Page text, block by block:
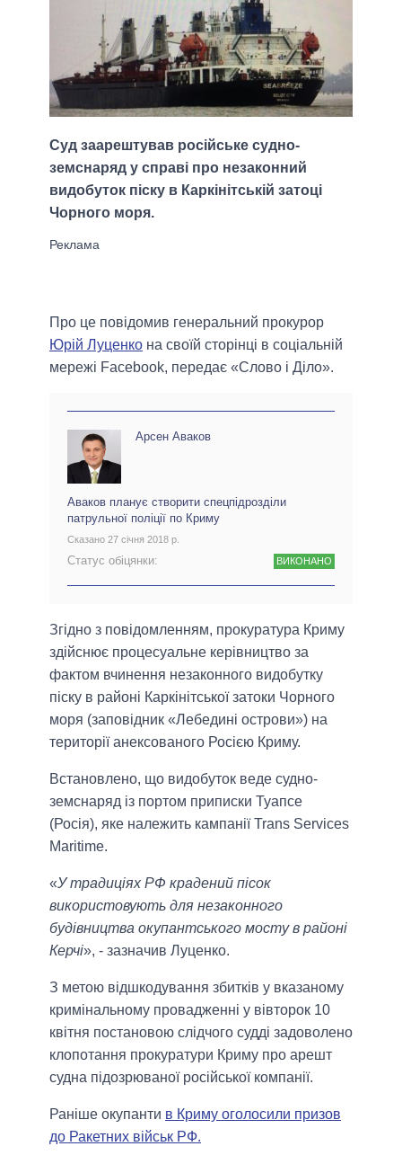
Суд заарештував російське судно-
земснаряд у справі про незаконний
видобуток піску в Каркінітській затоці
Чорного моря.
Про це повідомив генеральний прокурор
Юрій Луценко на своїй сторінці в соціальній
мережі Facebook, передає «Слово і Діло».
Арсен Аваков
Аваков планує створити спецпідрозділи
патрульної поліції по Криму
Сказано 27 січня 2018 р.
Статус обіцянки: ВИКОНАНО
Згідно з повідомленням, прокуратура Криму
здійснює процесуальне керівництво за
фактом вчинення незаконного видобутку
піску в районі Каркінітської затоки Чорного
моря (заповідник «Лебедині острови») на
території анексованого Росією Криму.
Встановлено, що видобуток веде судно-
земснаряд із портом приписки Туапсе
(Росія), яке належить кампанії Trans Services
Maritime.
«У традиціях РФ крадений пісок
використовують для незаконного
будівництва окупантського мосту в районі
Керчі», - зазначив Луценко.
З метою відшкодування збитків у вказаному
кримінальному провадженні у вівторок 10
квітня постановою слідчого судді задоволено
клопотання прокуратури Криму про арешт
судна підозрюваної російської компанії.
Раніше окупанти в Криму оголосили призов
до Ракетних військ РФ.